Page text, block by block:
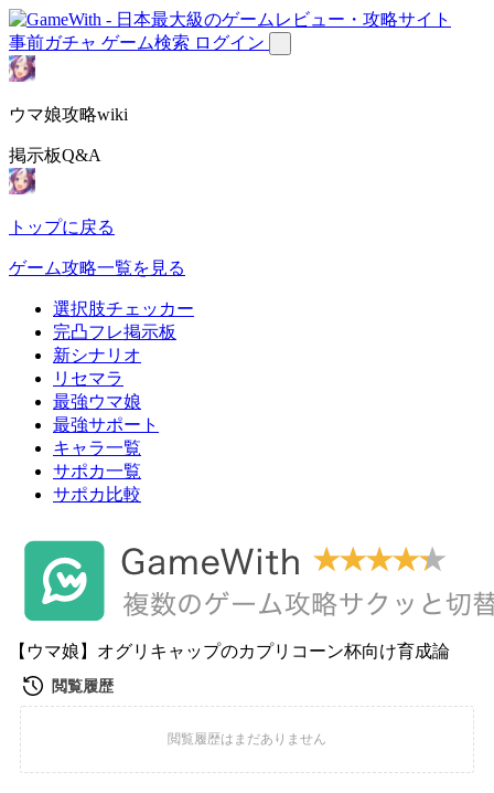
事前ガチャ ゲーム検索 ログイン
ウマ娘攻略wiki
掲示板Q&A
トップに戻る
ゲーム攻略一覧を見る
選択肢チェッカー
完凸フレ掲示板
新シナリオ
リセマラ
最強ウマ娘
最強サポート
キャラ一覧
サポカ一覧
サポカ比較
【ウマ娘】オグリキャップのカプリコーン杯向け育成論